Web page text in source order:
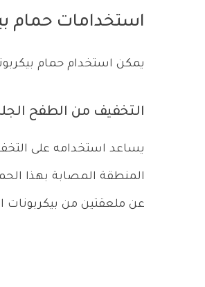
استخدامات حمام
يمكن استخدام حمام
التخفيف من الطفح
يساعد استخدامه على
عن ملعقتين من بيكربونات